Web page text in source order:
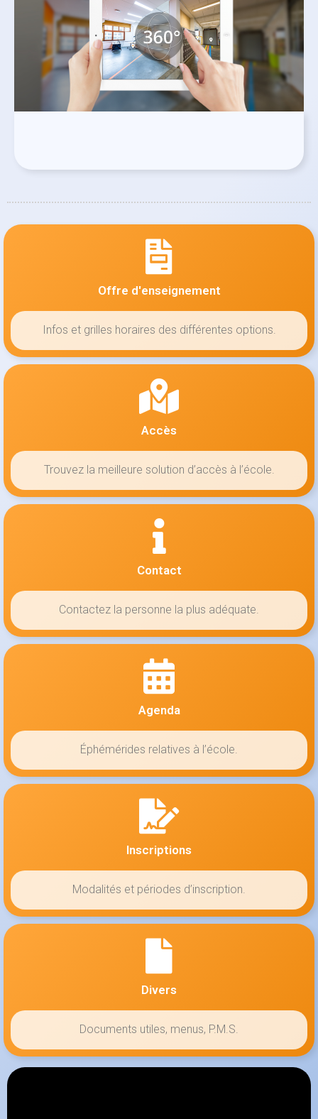
Offre d'enseignement
Infos et grilles horaires des différentes options.
Accès
Trouvez la meilleure solution d’accès à l’école.
Contact
Contactez la personne la plus adéquate.
Agenda
Éphémérides relatives à l’école.
Inscriptions
Modalités et périodes d’inscription.
Divers
Documents utiles, menus, P.M.S.